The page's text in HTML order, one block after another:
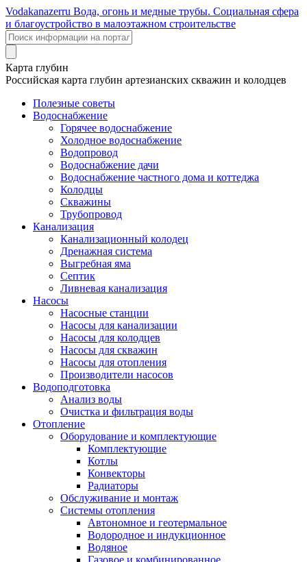
Vodakanazerru Вода, огонь и медные трубы. Социальная сфера
и благоустройство в малоэтажном строительстве
Карта глубин
Российская карта глубин артезианских скважин и колодцев
Полезные советы
Водоснабжение
Горячее водоснабжение
Холодное водоснабжение
Водопровод
Водоснабжение дачи
Водоснабжение частного дома и коттеджа
Колодцы
Скважины
Трубопровод
Канализация
Канализационный колодец
Дренажная система
Выгребная яма
Септик
Ливневая канализация
Насосы
Насосные станции
Насосы для канализации
Насосы для колодцев
Насосы для скважин
Насосы для отопления
Производители насосов
Водоподготовка
Анализ воды
Очистка и фильтрация воды
Отопление
Оборудование и комплектующие
Комплектующие
Котлы
Конвекторы
Радиаторы
Обслуживание и монтаж
Системы отопления
Автономное и геотермальное
Водородное и индукционное
Водяное
Газовое и комбинированное